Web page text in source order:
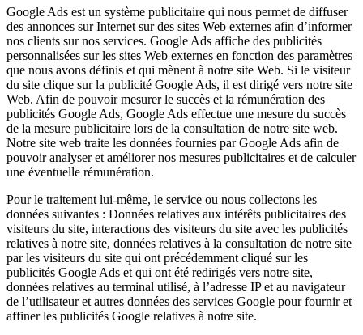
Google Ads est un système publicitaire qui nous permet de diffuser
des annonces sur Internet sur des sites Web externes afin d’informer
nos clients sur nos services. Google Ads affiche des publicités
personnalisées sur les sites Web externes en fonction des paramètres
que nous avons définis et qui mènent à notre site Web. Si le visiteur
du site clique sur la publicité Google Ads, il est dirigé vers notre site
Web. Afin de pouvoir mesurer le succès et la rémunération des
publicités Google Ads, Google Ads effectue une mesure du succès
de la mesure publicitaire lors de la consultation de notre site web.
Notre site web traite les données fournies par Google Ads afin de
pouvoir analyser et améliorer nos mesures publicitaires et de calculer
une éventuelle rémunération.
Pour le traitement lui-même, le service ou nous collectons les
données suivantes : Données relatives aux intérêts publicitaires des
visiteurs du site, interactions des visiteurs du site avec les publicités
relatives à notre site, données relatives à la consultation de notre site
par les visiteurs du site qui ont précédemment cliqué sur les
publicités Google Ads et qui ont été redirigés vers notre site,
données relatives au terminal utilisé, à l’adresse IP et au navigateur
de l’utilisateur et autres données des services Google pour fournir et
affiner les publicités Google relatives à notre site.